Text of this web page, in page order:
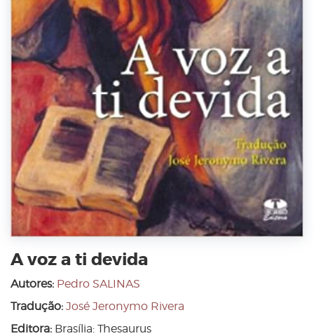
A voz a ti devida
Autores: Pedro SALINAS
Tradução: José Jeronymo Rivera
Editora: Brasília: Thesaurus